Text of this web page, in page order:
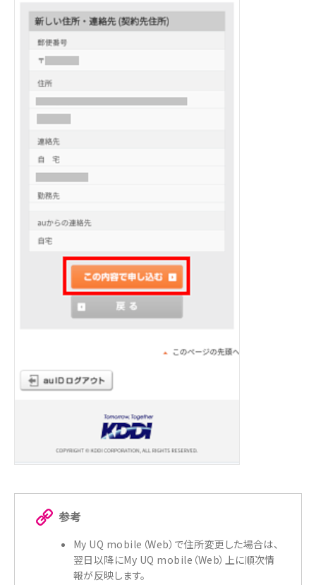
参考
My UQ mobile（Web）で住所変更した場合は、
翌日以降にMy UQ mobile（Web）上に順次情
報が反映します。